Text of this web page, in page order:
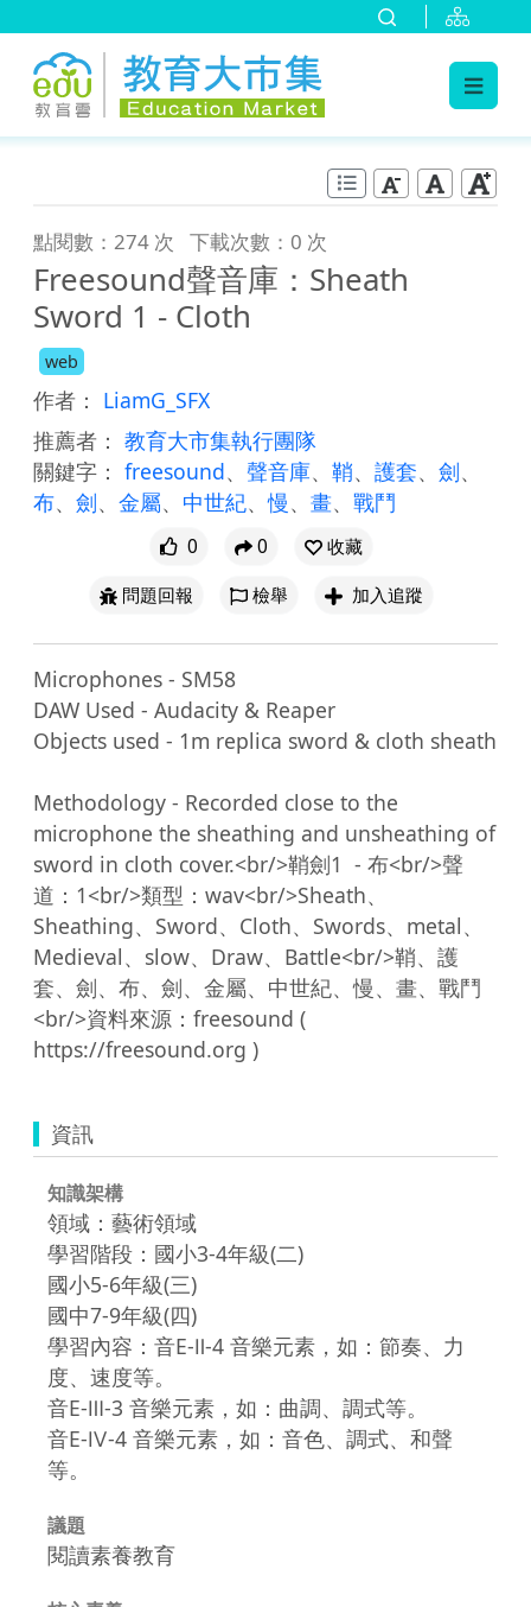
點閱數：274 次 下載次數：0 次
Freesound聲音庫：Sheath
Sword 1 - Cloth
web
作者： LiamG_SFX
推薦者： 教育大市集執行團隊
關鍵字： freesound、 聲音庫、 鞘、 護套、 劍、
布、 劍、 金屬、 中世紀、慢、 畫、 戰鬥
0 0
收藏
問題回報
檢舉 加入追蹤
Microphones - SM58
DAW Used - Audacity & Reaper
Objects used - 1m replica sword & cloth sheath
Methodology - Recorded close to the
microphone the sheathing and unsheathing of
sword in cloth cover.<br/>鞘劍1  - 布<br/>聲
道：1<br/>類型：wav<br/>Sheath、
Sheathing、Sword、Cloth、Swords、metal、
Medieval、slow、Draw、Battle<br/>鞘、護
套、劍、布、劍、金屬、中世紀、慢、畫、戰鬥
<br/>資料來源：freesound (
資訊
知識架構
領域：藝術領域
學習階段：國小3-4年級(二)
國小5-6年級(三)
國中7-9年級(四)
學習內容：音E-Ⅱ-4 音樂元素，如：節奏、力
度、速度等。
音E-Ⅲ-3 音樂元素，如：曲調、調式等。
音E-Ⅳ-4 音樂元素，如：音色、調式、和聲
等。
議題
閱讀素養教育